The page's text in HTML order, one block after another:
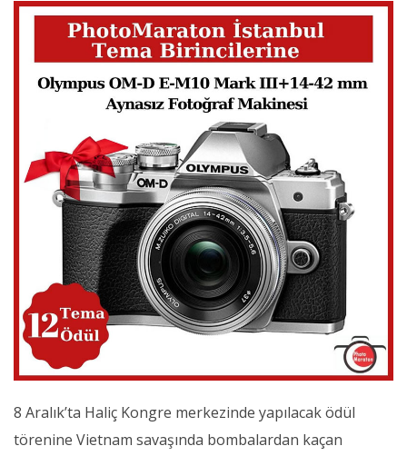
8 Aralık’ta Haliç Kongre merkezinde yapılacak ödül
törenine Vietnam savaşında bombalardan kaçan